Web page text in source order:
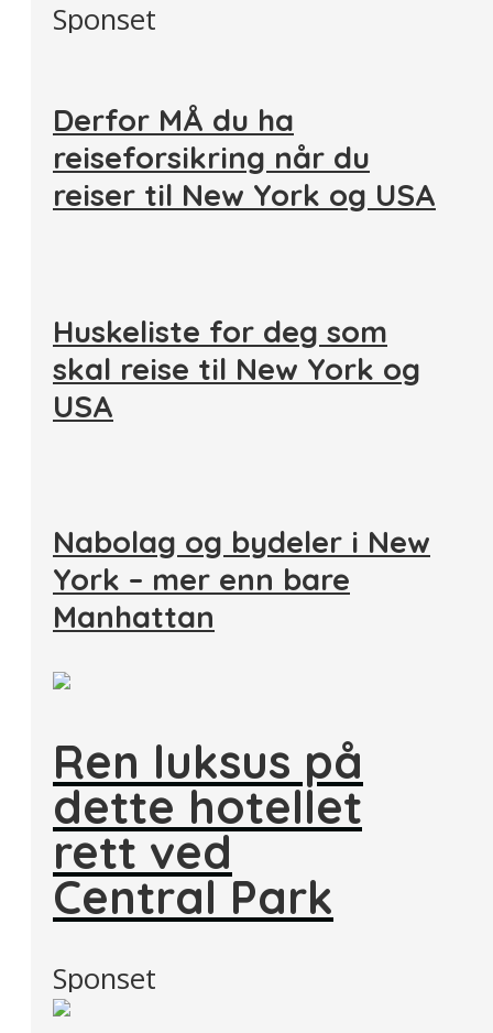
Sponset
Derfor MÅ du ha
reiseforsikring når du
reiser til New York og USA
Huskeliste for deg som
skal reise til New York og
USA
Nabolag og bydeler i New
York – mer enn bare
Manhattan
Ren luksus på
dette hotellet
rett ved
Central Park
Sponset